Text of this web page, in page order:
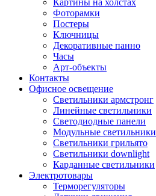
Картины на холстах
Фоторамки
Постеры
Ключницы
Декоративные панно
Часы
Арт-объекты
Контакты
Офисное освещение
Светильники армстронг
Линейные светильники
Светодиодные панели
Модульные светильники
Светильники грильято
Светильники downlight
Карданные светильники
Электротовары
Терморегуляторы